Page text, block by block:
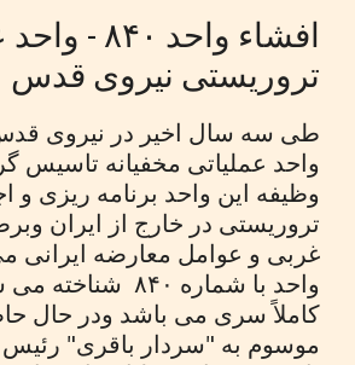
افشاء واحد
تروریستی نیروی قدس
طی سه سال اخیر در نیروی
واحد عملیاتی مخفیانه تاسیس
وظیفه این واحد برنامه ریزی و
تروریستی در خارج از ایران
غربی و عوامل معارضه ایرانی
واحد با شماره ۸۴۰
کاملاً سری می باشد ودر حال
موسوم به "سردار باقری"